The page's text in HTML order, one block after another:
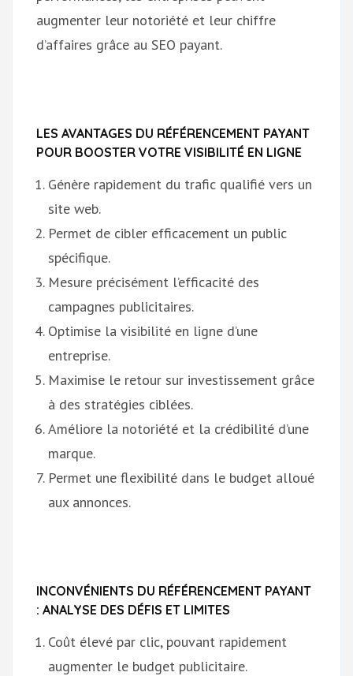
augmenter leur notoriété et leur chiffre
d’affaires grâce au SEO payant.
LES AVANTAGES DU RÉFÉRENCEMENT PAYANT
POUR BOOSTER VOTRE VISIBILITÉ EN LIGNE
Génère rapidement du trafic qualifié vers un
site web.
Permet de cibler efficacement un public
spécifique.
Mesure précisément l’efficacité des
campagnes publicitaires.
Optimise la visibilité en ligne d’une
entreprise.
Maximise le retour sur investissement grâce
à des stratégies ciblées.
Améliore la notoriété et la crédibilité d’une
marque.
Permet une flexibilité dans le budget alloué
aux annonces.
INCONVÉNIENTS DU RÉFÉRENCEMENT PAYANT
: ANALYSE DES DÉFIS ET LIMITES
Coût élevé par clic, pouvant rapidement
augmenter le budget publicitaire.